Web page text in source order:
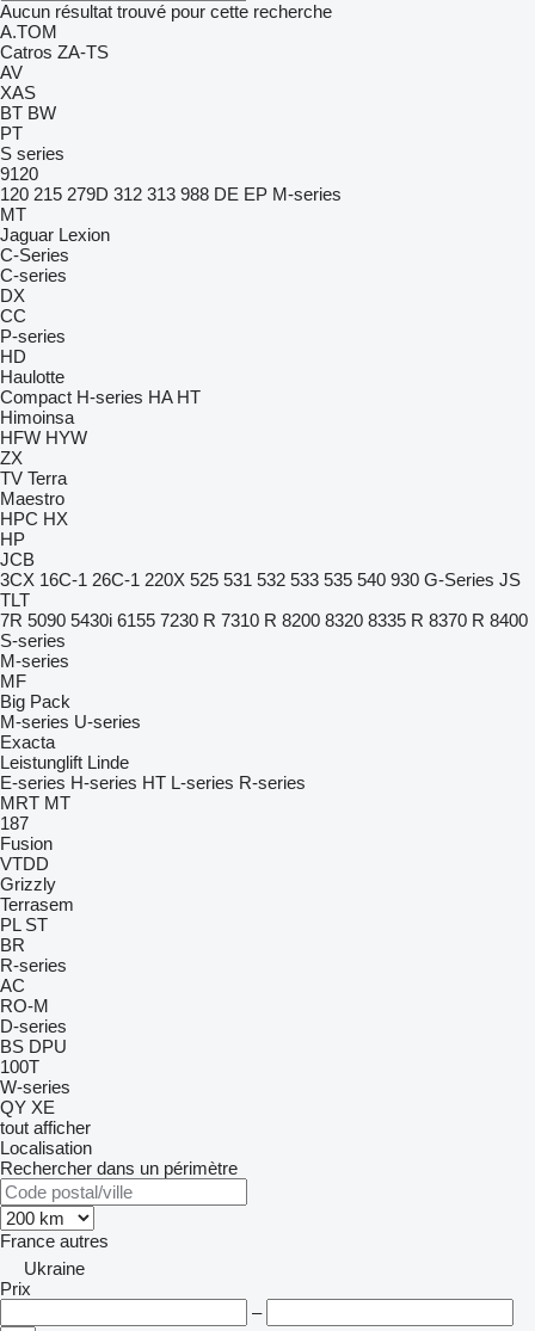
Aucun résultat trouvé pour cette recherche
A.TOM
Catros ZA-TS
AV
XAS
BT BW
PT
S series
9120
120 215 279D 312 313 988 DE EP M-series
MT
Jaguar Lexion
C-Series
C-series
DX
CC
P-series
HD
Haulotte
Compact H-series HA HT
Himoinsa
HFW HYW
ZX
TV Terra
Maestro
HPC HX
HP
JCB
3CX 16C-1 26C-1 220X 525 531 532 533 535 540 930 G-Series JS
TLT
7R 5090 5430i 6155 7230 R 7310 R 8200 8320 8335 R 8370 R 8400
S-series
M-series
MF
Big Pack
M-series U-series
Exacta
Leistunglift Linde
E-series H-series HT L-series R-series
MRT MT
187
Fusion
VTDD
Grizzly
Terrasem
PL ST
BR
R-series
AC
RO-M
D-series
BS DPU
100T
W-series
QY XE
tout afficher
Localisation
Rechercher dans un périmètre
France autres
Ukraine
Prix
–